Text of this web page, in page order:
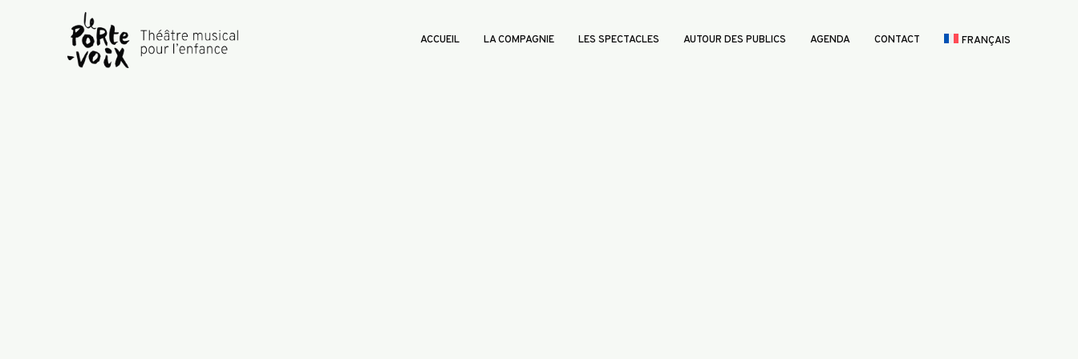
ACCUEIL LA COMPAGNIE LES SPECTACLES AUTOUR DES PUBLICS AGENDA CONTACT FRANÇAIS